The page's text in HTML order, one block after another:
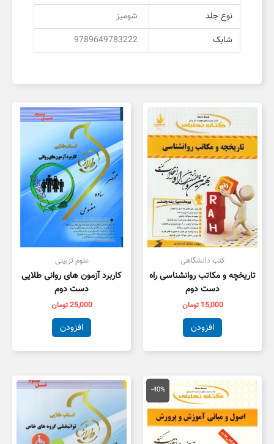
نوع جلد
شومیز
شابک
9789649783222
کتب دانشگاهی
تاریخچه و مکاتب روانشناسی راه
دست دوم
15,000 تومان
افزودن
علوم تزبیتی
کاربرد آزمون های روانی طلایی
دست دوم
25,000تومان
افزودن
-40%
قیمت
اصلی
134,000 تومان
بود.
قیمت
فعلی
است.